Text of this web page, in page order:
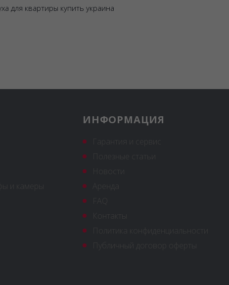
для квартиры купить украина
ИНФОРМАЦИЯ